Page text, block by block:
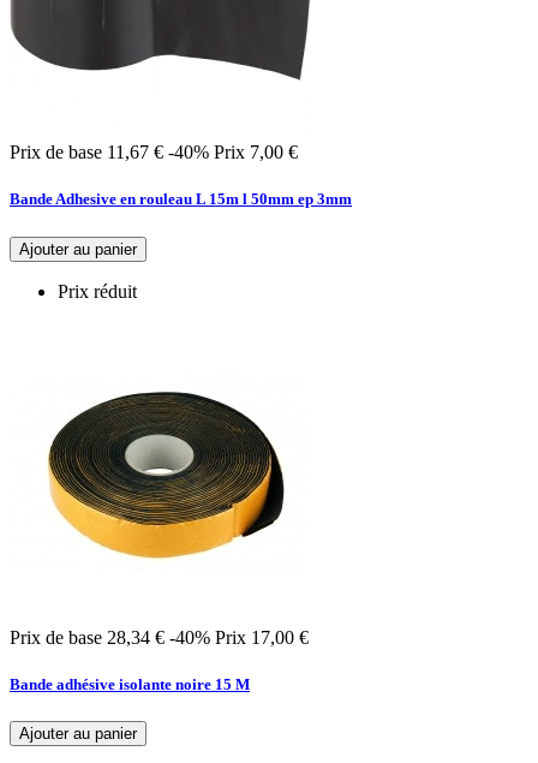
Prix de base 11,67 € -40% Prix 7,00 €
Bande Adhesive en rouleau L 15m l 50mm ep 3mm
Ajouter au panier
Prix réduit
Prix de base 28,34 € -40% Prix 17,00 €
Bande adhésive isolante noire 15 M
Ajouter au panier